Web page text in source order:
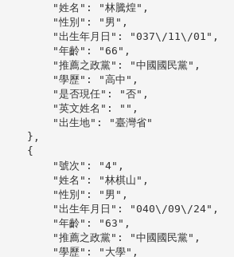
        "姓名": "林騰煌",
        "性別": "男",
        "出生年月日": "037\/11\/01",
        "年齡": "66",
        "推薦之政黨": "中國國民黨",
        "學歷": "高中",
        "是否現任": "否",
        "英文姓名": "",
        "出生地": "臺灣省"
    },
    {
        "號次": "4",
        "姓名": "林棋山",
        "性別": "男",
        "出生年月日": "040\/09\/24",
        "年齡": "63",
        "推薦之政黨": "中國國民黨",
        "學歷": "大學",